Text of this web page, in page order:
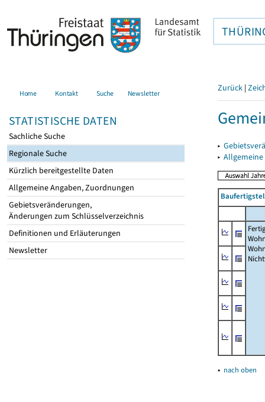
Home Kontakt Suche Newsletter
STATISTISCHE DATEN
Sachliche Suche
Regionale Suche
Kürzlich bereitgestellte Daten
Allgemeine Angaben, Zuordnungen
Gebietsveränderungen,
Änderungen zum Schlüsselverzeichnis
Definitionen und Erläuterungen
Newsletter
Zurück |
▸
▸
▴ nach oben